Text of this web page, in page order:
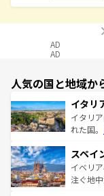
AD
AD
人気の国と地域か
イタリ
イタリ
れた国。
ろん、
景など
ピザや
スペイ
イベリ
注ぐ地